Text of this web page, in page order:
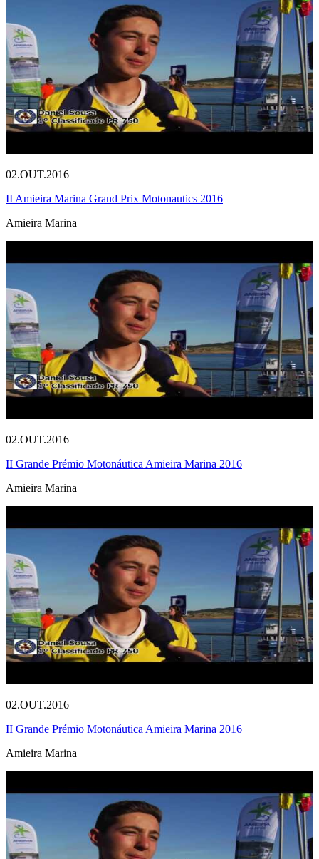
02.OUT.2016
II Amieira Marina Grand Prix Motonautics 2016
Amieira Marina
02.OUT.2016
II Grande Prémio Motonáutica Amieira Marina 2016
Amieira Marina
02.OUT.2016
II Grande Prémio Motonáutica Amieira Marina 2016
Amieira Marina